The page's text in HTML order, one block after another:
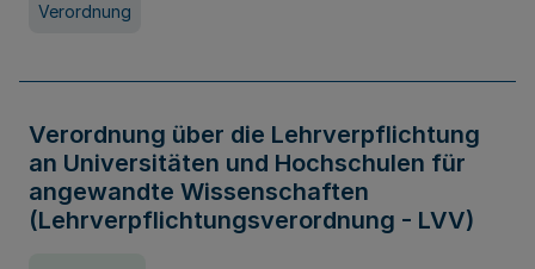
Verordnung
Verordnung über die Lehrverpflichtung
an Universitäten und Hochschulen für
angewandte Wissenschaften
(Lehrverpflichtungsverordnung - LVV)